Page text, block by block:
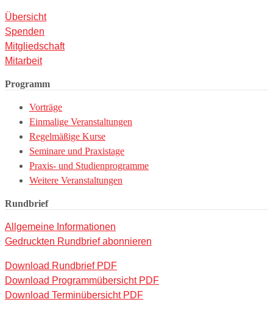
Übersicht
Spenden
Mitgliedschaft
Mitarbeit
Programm
Vorträge
Einmalige Veranstaltungen
Regelmäßige Kurse
Seminare und Praxistage
Praxis- und Studienprogramme
Weitere Veranstaltungen
Rundbrief
Allgemeine Informationen
Gedruckten Rundbrief abonnieren
Download Rundbrief PDF
Download Programmübersicht PDF
Download Terminübersicht PDF